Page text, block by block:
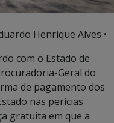
Henrique Alves •
com o Estado de
Geral do
de pagamento dos
nas perícias
gratuita em que a